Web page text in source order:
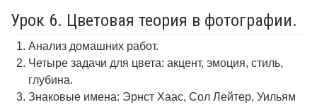
Урок 6. Цветовая теория в фотографии.
Анализ домашних работ.
Четыре задачи для цвета: акцент, эмоция, стиль,
глубина.
Знаковые имена: Эрнст Хаас, Сол Лейтер, Уильям